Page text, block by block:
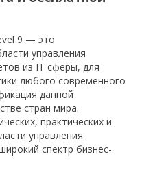
9 — это
управления
из IT сферы, для
любого современного
данной
стран мира.
практических и
управления
спектр бизнес-